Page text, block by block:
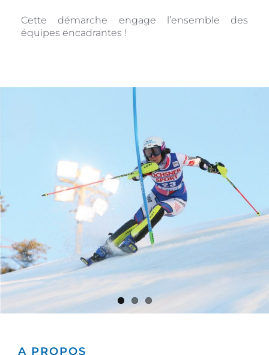
Cette démarche engage l’ensemble des
équipes encadrantes !
A PROPOS